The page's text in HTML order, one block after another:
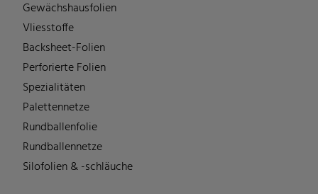
Gewächshausfolien
Vliesstoffe
Backsheet-Folien
Perforierte Folien
Spezialitäten
Palettennetze
Rundballenfolie
Rundballennetze
Silofolien & -schläuche